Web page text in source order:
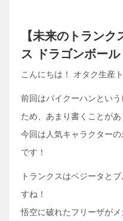
【未来のトラン
ス ドラゴンボール
こんにちは！ オタク生産
前回はパイクーハンとい
ため、あまり書くことが
今回は人気キャラクター
です！
トランクスはベジータと
すね！
悟空に破れたフリーザが